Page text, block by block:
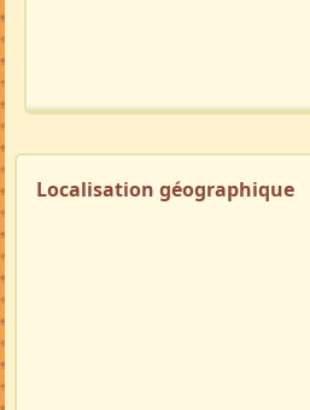
Localisation géographique